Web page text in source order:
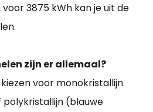
voor 3875 kWh kan je uit de
zijn er allemaal?
voor monokristallijn
(blauwe